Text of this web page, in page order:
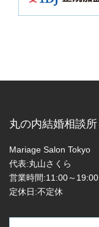
丸の内結婚相談所
Mariage Salon Tokyo
代表:丸山さくら
営業時間:11:00～19:00
定休日:不定休